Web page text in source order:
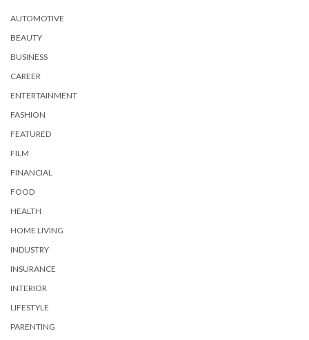
AUTOMOTIVE
BEAUTY
BUSINESS
CAREER
ENTERTAINMENT
FASHION
FEATURED
FILM
FINANCIAL
FOOD
HEALTH
HOME LIVING
INDUSTRY
INSURANCE
INTERIOR
LIFESTYLE
PARENTING